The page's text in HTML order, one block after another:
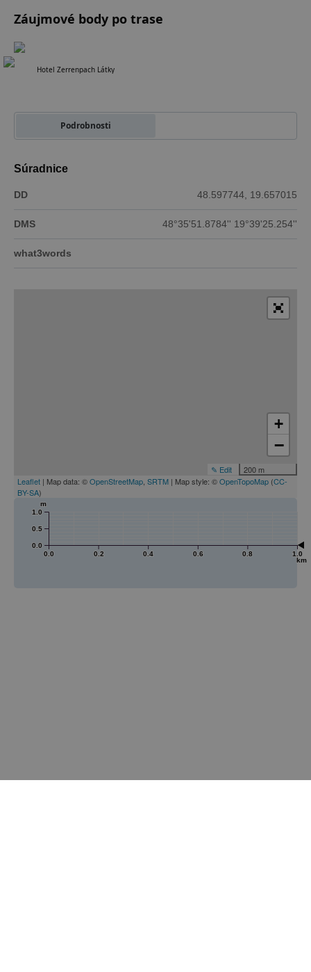
Záujmové body po trase
Hotel Zerrenpach Látky
Podrobnosti
Súradnice
DD 48.597744, 19.657015
DMS 48°35'51.8784'' 19°39'25.254''
what3words
+
−
200 m
✎ Edit
Leaflet | Map data: ©OpenStreetMap, SRTM | Map style: ©OpenTopoMap (CC-
BY-SA)
0.0 0.2 0.4 0.6 0.8 1.0
km
0.0
0.5
1.0
m